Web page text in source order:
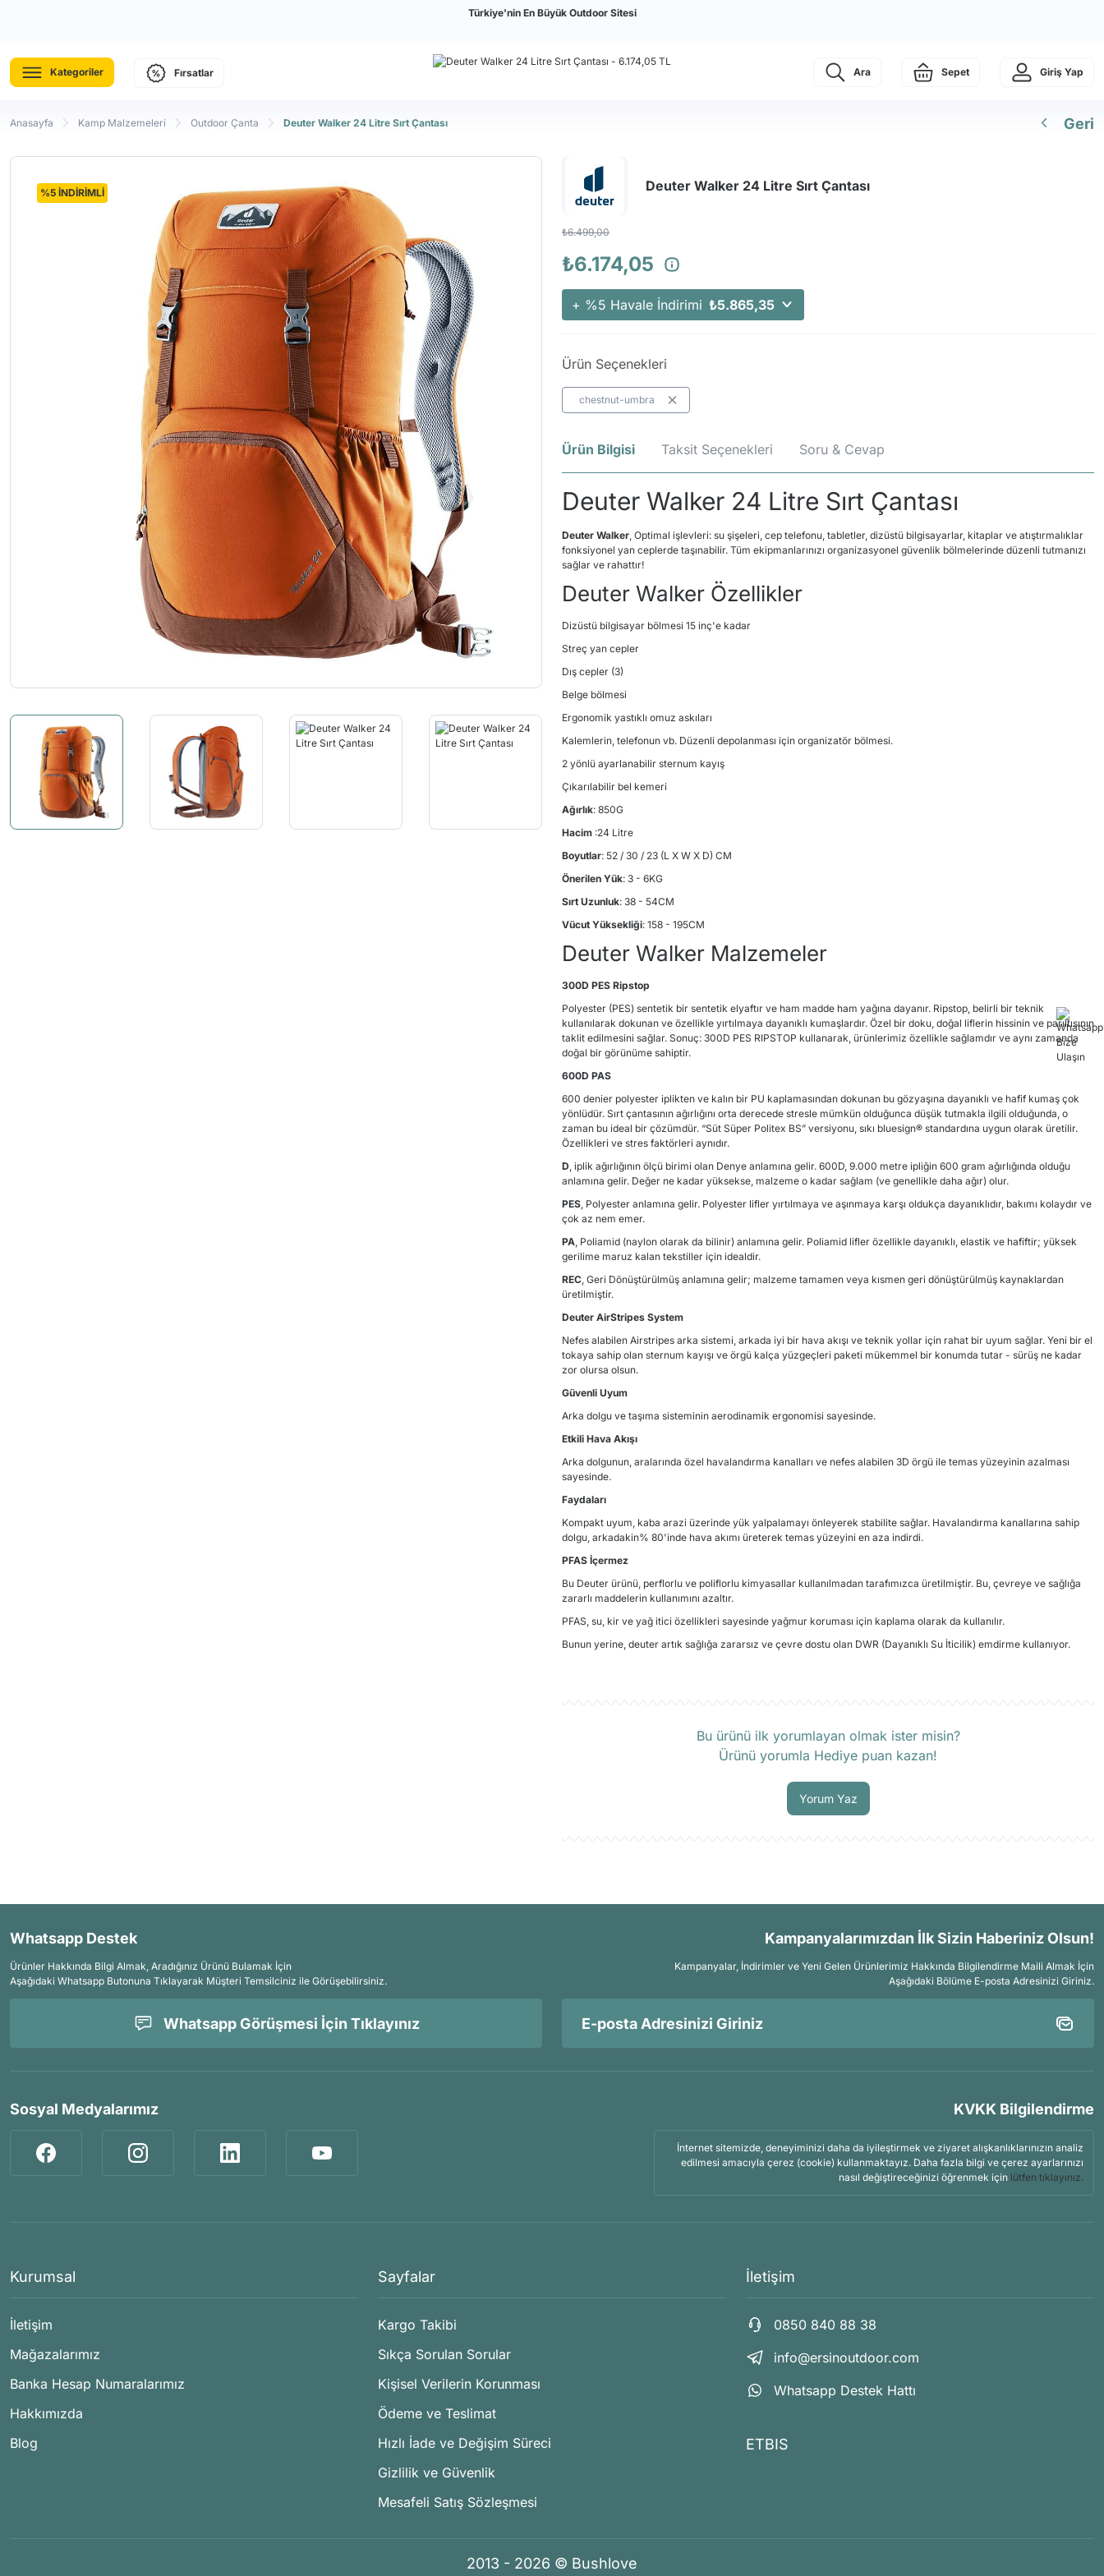
Türkiye'nin En Büyük Outdoor Sitesi
Kategoriler Fırsatlar Ara Sepet Giriş Yap
Anasayfa Kamp Malzemeleri Outdoor Çanta Deuter Walker 24 Litre Sırt Çantası Geri
%5 İNDİRİMLİ Deuter Walker 24 Litre Sırt Çantası
₺6.499,00
₺6.174,05
+ %5 Havale İndirimi ₺5.865,35
Ürün Seçenekleri
chestnut-umbra
Ürün Bilgisi Taksit Seçenekleri Soru & Cevap
Deuter Walker 24 Litre Sırt Çantası
Deuter Walker, Optimal işlevleri: su şişeleri, cep telefonu, tabletler, dizüstü bilgisayarlar, kitaplar ve atıştırmalıklar
fonksiyonel yan ceplerde taşınabilir. Tüm ekipmanlarınızı organizasyonel güvenlik bölmelerinde düzenli tutmanızı
sağlar ve rahattır!
Deuter Walker Özellikler
Dizüstü bilgisayar bölmesi 15 inç'e kadar
Streç yan cepler
Dış cepler (3)
Belge bölmesi
Ergonomik yastıklı omuz askıları
Kalemlerin, telefonun vb. Düzenli depolanması için organizatör bölmesi.
2 yönlü ayarlanabilir sternum kayış
Çıkarılabilir bel kemeri
Ağırlık: 850G
Hacim :24 Litre
Boyutlar: 52 / 30 / 23 (L X W X D) CM
Önerilen Yük: 3 - 6KG
Sırt Uzunluk: 38 - 54CM
Vücut Yüksekliği: 158 - 195CM
Deuter Walker Malzemeler
300D PES Ripstop
Polyester (PES) sentetik bir sentetik elyaftır ve ham madde ham yağına dayanır. Ripstop, belirli bir teknik
kullanılarak dokunan ve özellikle yırtılmaya dayanıklı kumaşlardır. Özel bir doku, doğal liflerin hissinin ve parıltısının
taklit edilmesini sağlar. Sonuç: 300D PES RIPSTOP kullanarak, ürünlerimiz özellikle sağlamdır ve aynı zamanda
doğal bir görünüme sahiptir.
600D PAS
600 denier polyester iplikten ve kalın bir PU kaplamasından dokunan bu gözyaşına dayanıklı ve hafif kumaş çok
yönlüdür. Sırt çantasının ağırlığını orta derecede stresle mümkün olduğunca düşük tutmakla ilgili olduğunda, o
zaman bu ideal bir çözümdür. “Süt Süper Politex BS” versiyonu, sıkı bluesign® standardına uygun olarak üretilir.
Özellikleri ve stres faktörleri aynıdır.
D, iplik ağırlığının ölçü birimi olan Denye anlamına gelir. 600D, 9.000 metre ipliğin 600 gram ağırlığında olduğu
anlamına gelir. Değer ne kadar yüksekse, malzeme o kadar sağlam (ve genellikle daha ağır) olur.
PES, Polyester anlamına gelir. Polyester lifler yırtılmaya ve aşınmaya karşı oldukça dayanıklıdır, bakımı kolaydır ve
çok az nem emer.
PA, Poliamid (naylon olarak da bilinir) anlamına gelir. Poliamid lifler özellikle dayanıklı, elastik ve hafiftir; yüksek
gerilime maruz kalan tekstiller için idealdir.
REC, Geri Dönüştürülmüş anlamına gelir; malzeme tamamen veya kısmen geri dönüştürülmüş kaynaklardan
üretilmiştir.
Deuter AirStripes System
Nefes alabilen Airstripes arka sistemi, arkada iyi bir hava akışı ve teknik yollar için rahat bir uyum sağlar. Yeni bir el
tokaya sahip olan sternum kayışı ve örgü kalça yüzgeçleri paketi mükemmel bir konumda tutar - sürüş ne kadar
zor olursa olsun.
Güvenli Uyum
Arka dolgu ve taşıma sisteminin aerodinamik ergonomisi sayesinde.
Etkili Hava Akışı
Arka dolgunun, aralarında özel havalandırma kanalları ve nefes alabilen 3D örgü ile temas yüzeyinin azalması
sayesinde.
Faydaları
Kompakt uyum, kaba arazi üzerinde yük yalpalamayı önleyerek stabilite sağlar. Havalandırma kanallarına sahip
dolgu, arkadakin% 80'inde hava akımı üreterek temas yüzeyini en aza indirdi.
PFAS İçermez
Bu Deuter ürünü, perflorlu ve poliflorlu kimyasallar kullanılmadan tarafımızca üretilmiştir. Bu, çevreye ve sağlığa
zararlı maddelerin kullanımını azaltır.
PFAS, su, kir ve yağ itici özellikleri sayesinde yağmur koruması için kaplama olarak da kullanılır.
Bunun yerine, deuter artık sağlığa zararsız ve çevre dostu olan DWR (Dayanıklı Su İticilik) emdirme kullanıyor.
Bu ürünü ilk yorumlayan olmak ister misin?
Ürünü yorumla Hediye puan kazan!
Yorum Yaz
Whatsapp Destek
Ürünler Hakkında Bilgi Almak, Aradığınız Ürünü Bulamak İçin
Aşağıdaki Whatsapp Butonuna Tıklayarak Müşteri Temsilciniz ile Görüşebilirsiniz.
Whatsapp Görüşmesi İçin Tıklayınız
Kampanyalarımızdan İlk Sizin Haberiniz Olsun!
Kampanyalar, İndirimler ve Yeni Gelen Ürünlerimiz Hakkında Bilgilendirme Maili Almak İçin
Aşağıdaki Bölüme E-posta Adresinizi Giriniz.
Sosyal Medyalarımız KVKK Bilgilendirme
İnternet sitemizde, deneyiminizi daha da iyileştirmek ve ziyaret alışkanlıklarınızın analiz
edilmesi amacıyla çerez (cookie) kullanmaktayız. Daha fazla bilgi ve çerez ayarlarınızı
nasıl değiştireceğinizi öğrenmek için lütfen tıklayınız.
Kurumsal
İletişim
Mağazalarımız
Banka Hesap Numaralarımız
Hakkımızda
Blog
Sayfalar
Kargo Takibi
Sıkça Sorulan Sorular
Kişisel Verilerin Korunması
Ödeme ve Teslimat
Hızlı İade ve Değişim Süreci
Gizlilik ve Güvenlik
Mesafeli Satış Sözleşmesi
İletişim
0850 840 88 38
info@ersinoutdoor.com
Whatsapp Destek Hattı
ETBIS
2013 - 2026 © Bushlove